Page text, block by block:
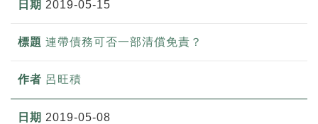
2019-05-15
連帶債務可否一部清償免責？
呂旺積
2019-05-08